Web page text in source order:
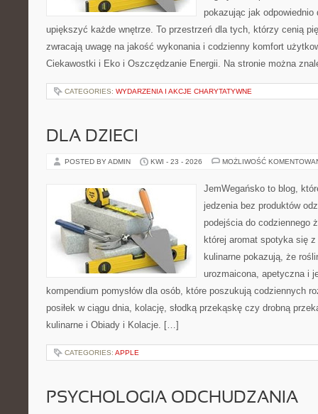
pokazując jak odpowiednio
upiększyć każde wnętrze. To przestrzeń dla tych, którzy cenią
zwracają uwagę na jakość wykonania i codzienny komfort
Ciekawostki i Eko i Oszczędzanie Energii. Na stronie można
CATEGORIES: WYDARZENIA I AKCJE CHARYTATYWNE
DLA DZIECI
POSTED BY ADMIN KWI - 23 - 2026 MOŻLIWOŚĆ
JemWegańsko to blog,
jedzenia bez produktów
podejścia do codziennego
której aromat spotyka się
kulinarne pokazują, że
urozmaicona, apetyczna i
kompendium pomysłów dla osób, które poszukują codziennych
posiłek w ciągu dnia, kolację, słodką przekąskę czy drobną
kulinarne i Obiady i Kolacje. […]
CATEGORIES: APPLE
PSYCHOLOGIA ODCHUDZANIA